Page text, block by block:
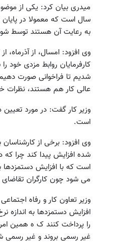
میدری بیان کرد: یکی از
سال است که معمولا در
به رعایت آن هستند توسط
کارفرمایان روابط مزدی خود
شدیم تا فراخوانی صورت
عالی کار هم هستند، نظرات خودشان
وزیر کار گفت: در مورد تعیین
است.
وی افزود: برخی از کارشناسان
شده افزایش پیدا کند چرا
است که با افزایش دستمزدها
می شود چون کارگران
وزیر تعاون کار و رفاه
افزایش دستمزدها به اندازه
را پرداخت کنند ک ه همین
غیر رسمی بروند و غیر رسمی